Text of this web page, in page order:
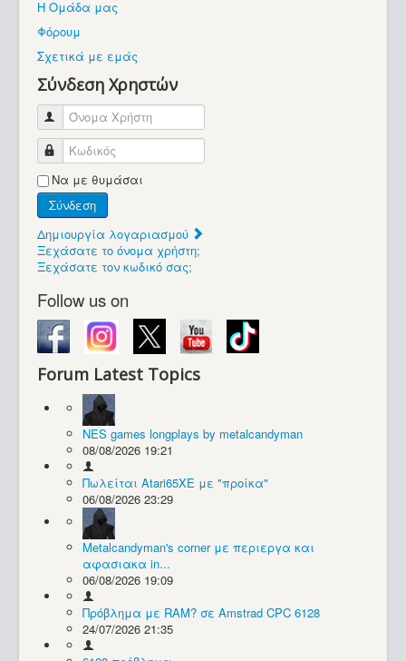
Βρίσκεστε εδώ:
Συλλογές / Projects
Η Ομάδα μας
Φόρουμ
Σχετικά με εμάς
Σύνδεση Χρηστών
Όνομα Χρήστη
Κωδικός
Να με θυμάσαι
Σύνδεση
Δημιουργία λογαριασμού
Ξεχάσατε το όνομα χρήστη;
Ξεχάσατε τον κωδικό σας;
Follow us on
Forum Latest Topics
NES games longplays by metalcandyman
08/08/2026 19:21
Πωλείται Atari65XE με "προίκα"
06/08/2026 23:29
Metalcandyman's corner με περιεργα και
αφασιακα in...
06/08/2026 19:09
Πρόβλημα με RAM? σε Amstrad CPC 6128
24/07/2026 21:35